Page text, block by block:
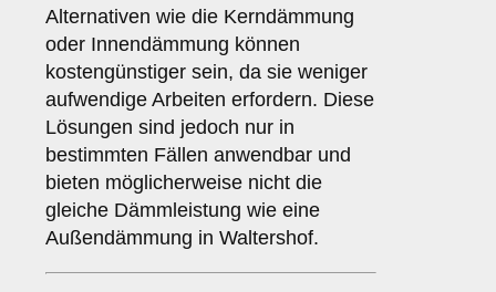
Alternativen wie die Kerndämmung
oder Innendämmung können
kostengünstiger sein, da sie weniger
aufwendige Arbeiten erfordern. Diese
Lösungen sind jedoch nur in
bestimmten Fällen anwendbar und
bieten möglicherweise nicht die
gleiche Dämmleistung wie eine
Außendämmung in Waltershof.